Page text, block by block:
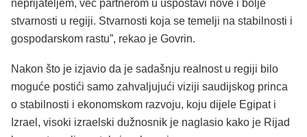
neprijateljem, već partnerom u uspostavi nove i bolje
stvarnosti u regiji. Stvarnosti koja se temelji na stabilnosti i
gospodarskom rastu”, rekao je Govrin.
Nakon što je izjavio da je sadašnju realnost u regiji bilo
moguće postići samo zahvaljujući viziji saudijskog princa
o stabilnosti i ekonomskom razvoju, koju dijele Egipat i
Izrael, visoki izraelski dužnosnik je naglasio kako je Rijad